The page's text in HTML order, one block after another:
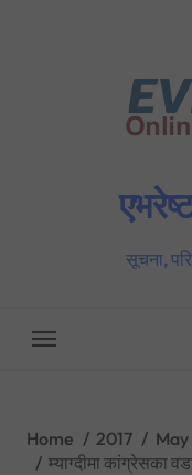
सूचना,
Home 2017 May
म्याग्दीमा कांग्रेसका